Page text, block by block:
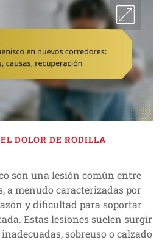
DOLOR DE RODILLA
son una lesión común entre
a menudo caracterizadas por
y dificultad para soportar
Estas lesiones suelen surgir
sobreuso o calzado